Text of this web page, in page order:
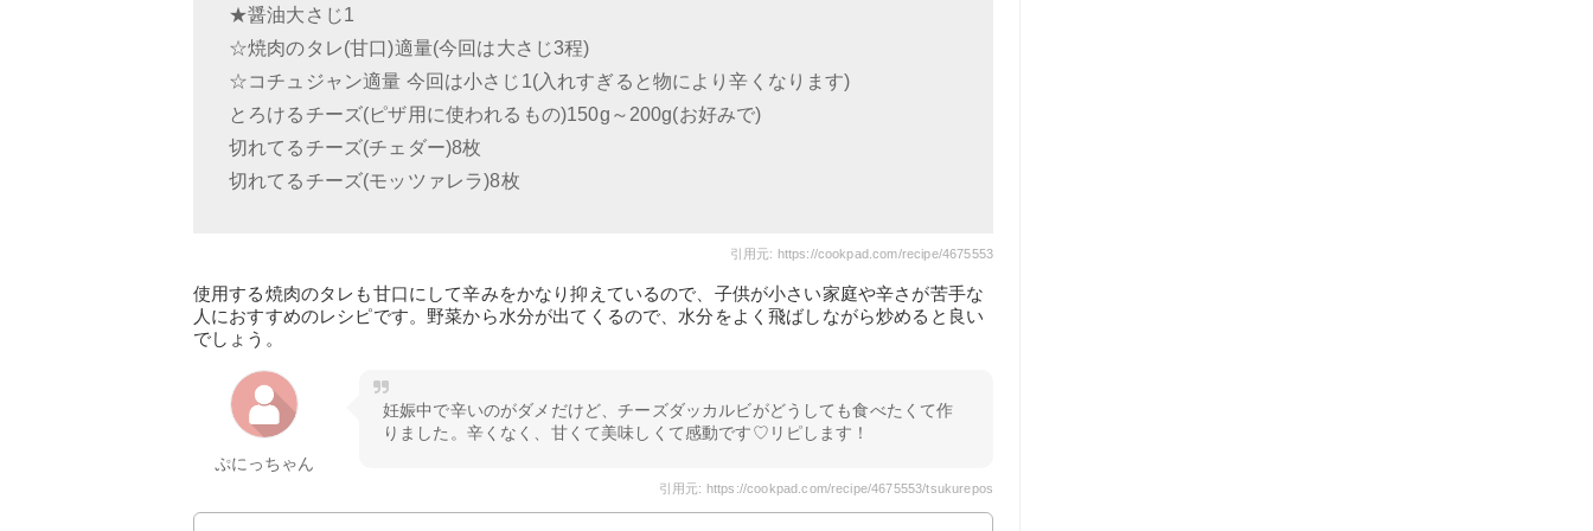
★醤油大さじ1
☆焼肉のタレ(甘口)適量(今回は大さじ3程)
☆コチュジャン適量 今回は小さじ1(入れすぎると物により辛くなります)
とろけるチーズ(ピザ用に使われるもの)150g～200g(お好みで)
切れてるチーズ(チェダー)8枚
切れてるチーズ(モッツァレラ)8枚
引用元: https://cookpad.com/recipe/4675553
使用する焼肉のタレも甘口にして辛みをかなり抑えているので、子供が小さい家庭や辛さが苦手な
人におすすめのレシピです。野菜から水分が出てくるので、水分をよく飛ばしながら炒めると良い
でしょう。
ぷにっちゃん
妊娠中で辛いのがダメだけど、チーズダッカルビがどうしても食べたくて作
りました。辛くなく、甘くて美味しくて感動です♡リピします！
引用元: https://cookpad.com/recipe/4675553/tsukurepos